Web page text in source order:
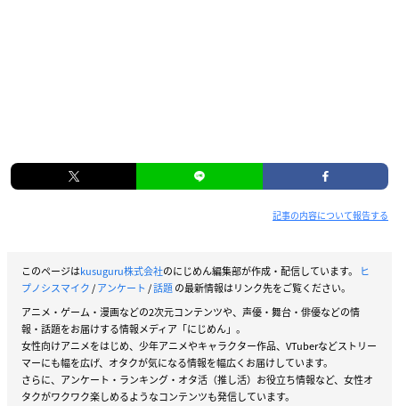
記事の内容について報告する
このページはkusuguru株式会社のにじめん編集部が作成・配信しています。
ヒ
プノシスマイク/アンケート /話題の最新情報はリンク先をご覧ください。
アニメ・ゲーム・漫画などの2次元コンテンツや、声優・舞台・俳優などの情
報・話題をお届けする情報メディア「にじめん」。
女性向けアニメをはじめ、少年アニメやキャラクター作品、VTuberなどストリー
マーにも幅を広げ、オタクが気になる情報を幅広くお届けしています。
さらに、アンケート・ランキング・オタ活（推し活）お役立ち情報など、女性オ
タクがワクワク楽しめるようなコンテンツも発信しています。